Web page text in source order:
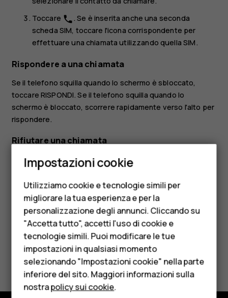
Smartphone
Cellulari
Telefoni per anziani
Accessori
HMD Terra M
Per le imprese
Tablet
Toccare phone. Se è inserita anche una seconda
scheda SIM, toccare l'icona corrispondente per
effettuare una chiamata utilizzando quella SIM.
Rispondere a una chiamata
Se il telefono squilla quando lo schermo è sbloccato,
toccareRISPONDI. Se il telefono squilla quando lo
schermo è bloccato, scorrere rapidamente verso l'alto per
rispondere.
Rifiutare una chiamata
Se il telefono squilla quando lo schermo è sbloccato,
toccare
bloccato, scorrere verso il basso per rifiutare la chiamata.
Ti è stato d'aiuto?
Sì No
Impostazioni cookie
Utilizziamo cookie e tecnologie simili per
migliorare la tua esperienza e per la
personalizzazione degli annunci. Cliccando su
"Accetta tutto", accetti l'uso di cookie e
tecnologie simili. Puoi modificare le tue
impostazioni in qualsiasi momento
selezionando "Impostazioni cookie" nella parte
inferiore del sito. Maggiori informazioni sulla
nostrapolicy sui cookie.